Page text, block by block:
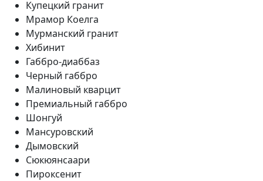
Купецкий гранит
Мрамор Коелга
Мурманский гранит
Хибинит
Габбро-диаббаз
Черный габбро
Малиновый кварцит
Премиальный габбро
Шонгуй
Мансуровский
Дымовский
Сюкюянсаари
Пироксенит